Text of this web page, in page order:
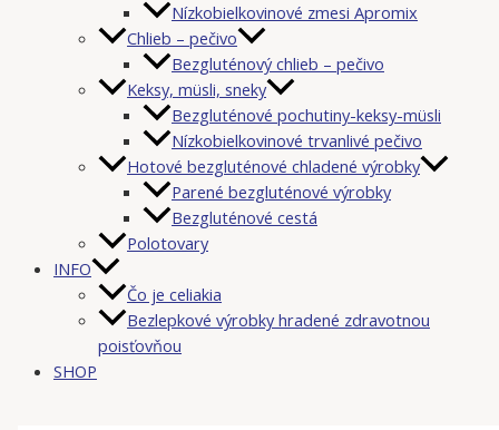
Nízkobielkovinové zmesi Apromix
Chlieb – pečivo
Bezgluténový chlieb – pečivo
Keksy, müsli, sneky
Bezgluténové pochutiny-keksy-müsli
Nízkobielkovinové trvanlivé pečivo
Hotové bezgluténové chladené výrobky
Parené bezgluténové výrobky
Bezgluténové cestá
Polotovary
INFO
Čo je celiakia
Bezlepkové výrobky hradené zdravotnou
poisťovňou
SHOP